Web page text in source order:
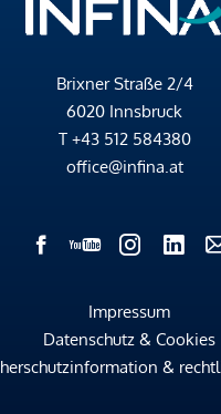
Brixner Straße 2/4
6020 Innsbruck
T +43 512 584380
office@infina.at
Impressum
Datenschutz & Cookies
&